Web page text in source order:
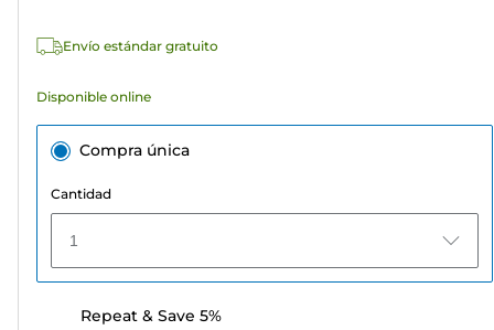
Envío estándar gratuito
Disponible online
Compra única
Cantidad
1
Repeat & Save 5%